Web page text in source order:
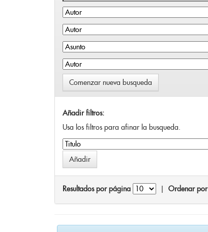
Comenzar nueva busqueda
Añadir filtros:
Usa los filtros para afinar la busqueda.
Resultados por página Ordenar por